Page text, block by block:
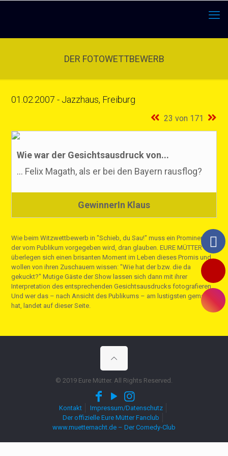
DER FOTOWETTBEWERB
01.02.2007 - Jazzhaus, Freiburg
23 von 171
Wie war der Gesichtsausdruck von...
... Felix Magath, als er bei den Bayern rausflog?
GewinnerIn Klaus
Wie beim Witzwettbewerb in "Schieb, du Sau!" muss ein Prominenter,
der vom Publikum vorgegeben wird, dran glauben. EURE MÜTTER
überlegen sich einen brisanten Moment im Leben dieses Promis und
wollen von ihren Zuschauern wissen: "Wie hat der bzw. die da
gekuckt?" Mutige Gäste der Show lassen sich dann mit ihrer
Interpretation des entsprechenden Gesichtsausdrucks fotografieren.
Und wer das – nach Ansicht des Publikums – am lustigsten gemacht
hat, landet auf dieser Seite.
© 2019 Eure Mütter. All Rights Reserved.
Kontakt
Impressum/Datenschutz
Der offizielle Eure Mütter Fanclub
www.muetternacht.de – Der Comedy-Club